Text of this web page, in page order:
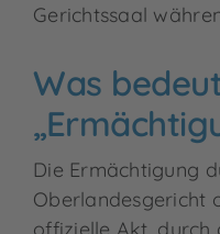
Gerichtssaal
Was
Die Ermächtigung
Oberlandesgericht
offizielle Akt, durch